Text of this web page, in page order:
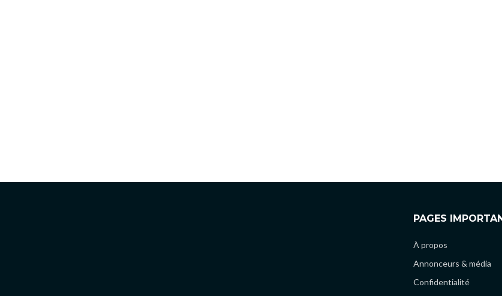
PAGES
À propos
Annonceurs & média
Confidentialité